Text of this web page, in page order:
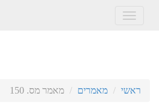
Toggle
ראשי מאמרים מאמר מס. 150